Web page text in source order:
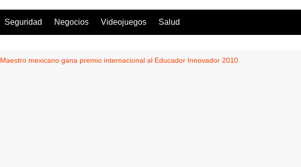
Seguridad Negocios Videojuegos Salud
Maestro mexicano gana premio internacional al Educador Innovador 2010